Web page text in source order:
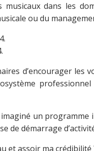
dans les
ou du
d’encourager les
un programme
de démarrage
et assoir ma crédibilité